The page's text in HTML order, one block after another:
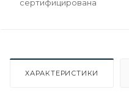
сертифицирована
ХАРАКТЕРИСТИКИ